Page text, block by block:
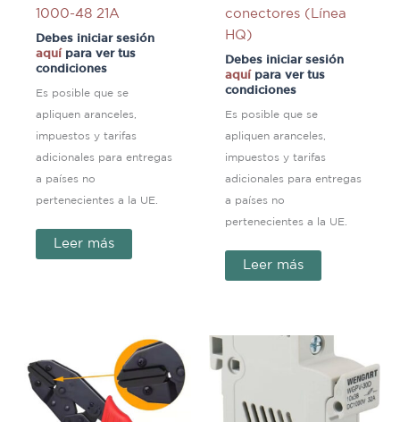
1000-48 21A
Debes iniciar sesión
aquí para ver tus
condiciones
Es posible que se
apliquen aranceles,
impuestos y tarifas
adicionales para entregas
a países no
pertenecientes a la UE.
Leer más
conectores (Línea
HQ)
Debes iniciar sesión
aquí para ver tus
condiciones
Es posible que se
apliquen aranceles,
impuestos y tarifas
adicionales para entregas
a países no
pertenecientes a la UE.
Leer más